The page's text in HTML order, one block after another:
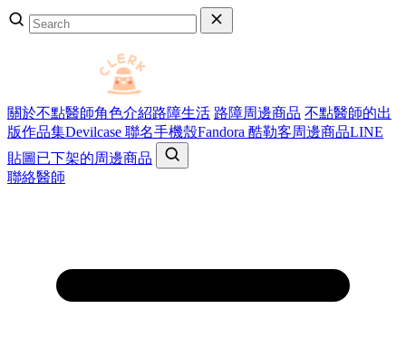
關於不點醫師角色介紹路障生活 路障周邊商品 不點醫師的出
版作品集Devilcase 聯名手機殼Fandora 酷勒客周邊商品LINE
貼圖 已下架的周邊商品
聯絡醫師